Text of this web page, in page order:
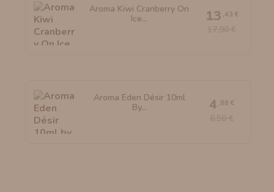
Aroma Kiwi Cranberry On
Ice...
13 ,43 €
Aroma Eden Désir 10ml
By...
4 ,88 €